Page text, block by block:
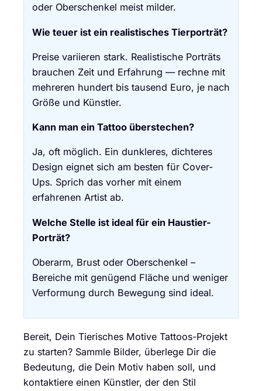
oder Oberschenkel meist milder.
Wie teuer ist ein realistisches Tierporträt?
Preise variieren stark. Realistische Porträts
brauchen Zeit und Erfahrung — rechne mit
mehreren hundert bis tausend Euro, je nach
Größe und Künstler.
Kann man ein Tattoo überstechen?
Ja, oft möglich. Ein dunkleres, dichteres
Design eignet sich am besten für Cover-
Ups. Sprich das vorher mit einem
erfahrenen Artist ab.
Welche Stelle ist ideal für ein Haustier-
Porträt?
Oberarm, Brust oder Oberschenkel –
Bereiche mit genügend Fläche und weniger
Verformung durch Bewegung sind ideal.
Bereit, Dein Tierisches Motive Tattoos-Projekt
zu starten? Sammle Bilder, überlege Dir die
Bedeutung, die Dein Motiv haben soll, und
kontaktiere einen Künstler, der den Stil